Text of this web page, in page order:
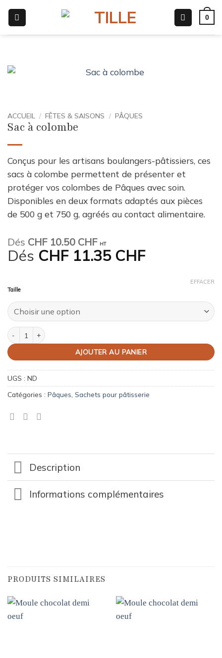
contenu
0
ACCUEIL / FÊTES & SAISONS / PÂQUES
Sac à colombe
Conçus pour les artisans boulangers-pâtissiers, ces
sacs à colombe permettent de présenter et
protéger vos colombes de Pâques avec soin.
Disponibles en deux formats adaptés aux pièces
de 500 g et 750 g, agréés au contact alimentaire.
Dés CHF10.50 CHF HT
Dés CHF11.35 CHF
Taille
EFFACER
quantité de Sac à colombe
AJOUTER AU PANIER
UGS : ND
Catégories : Pâques Sachets pour pâtisserie
Description
Informations complémentaires
PRODUITS SIMILAIRES